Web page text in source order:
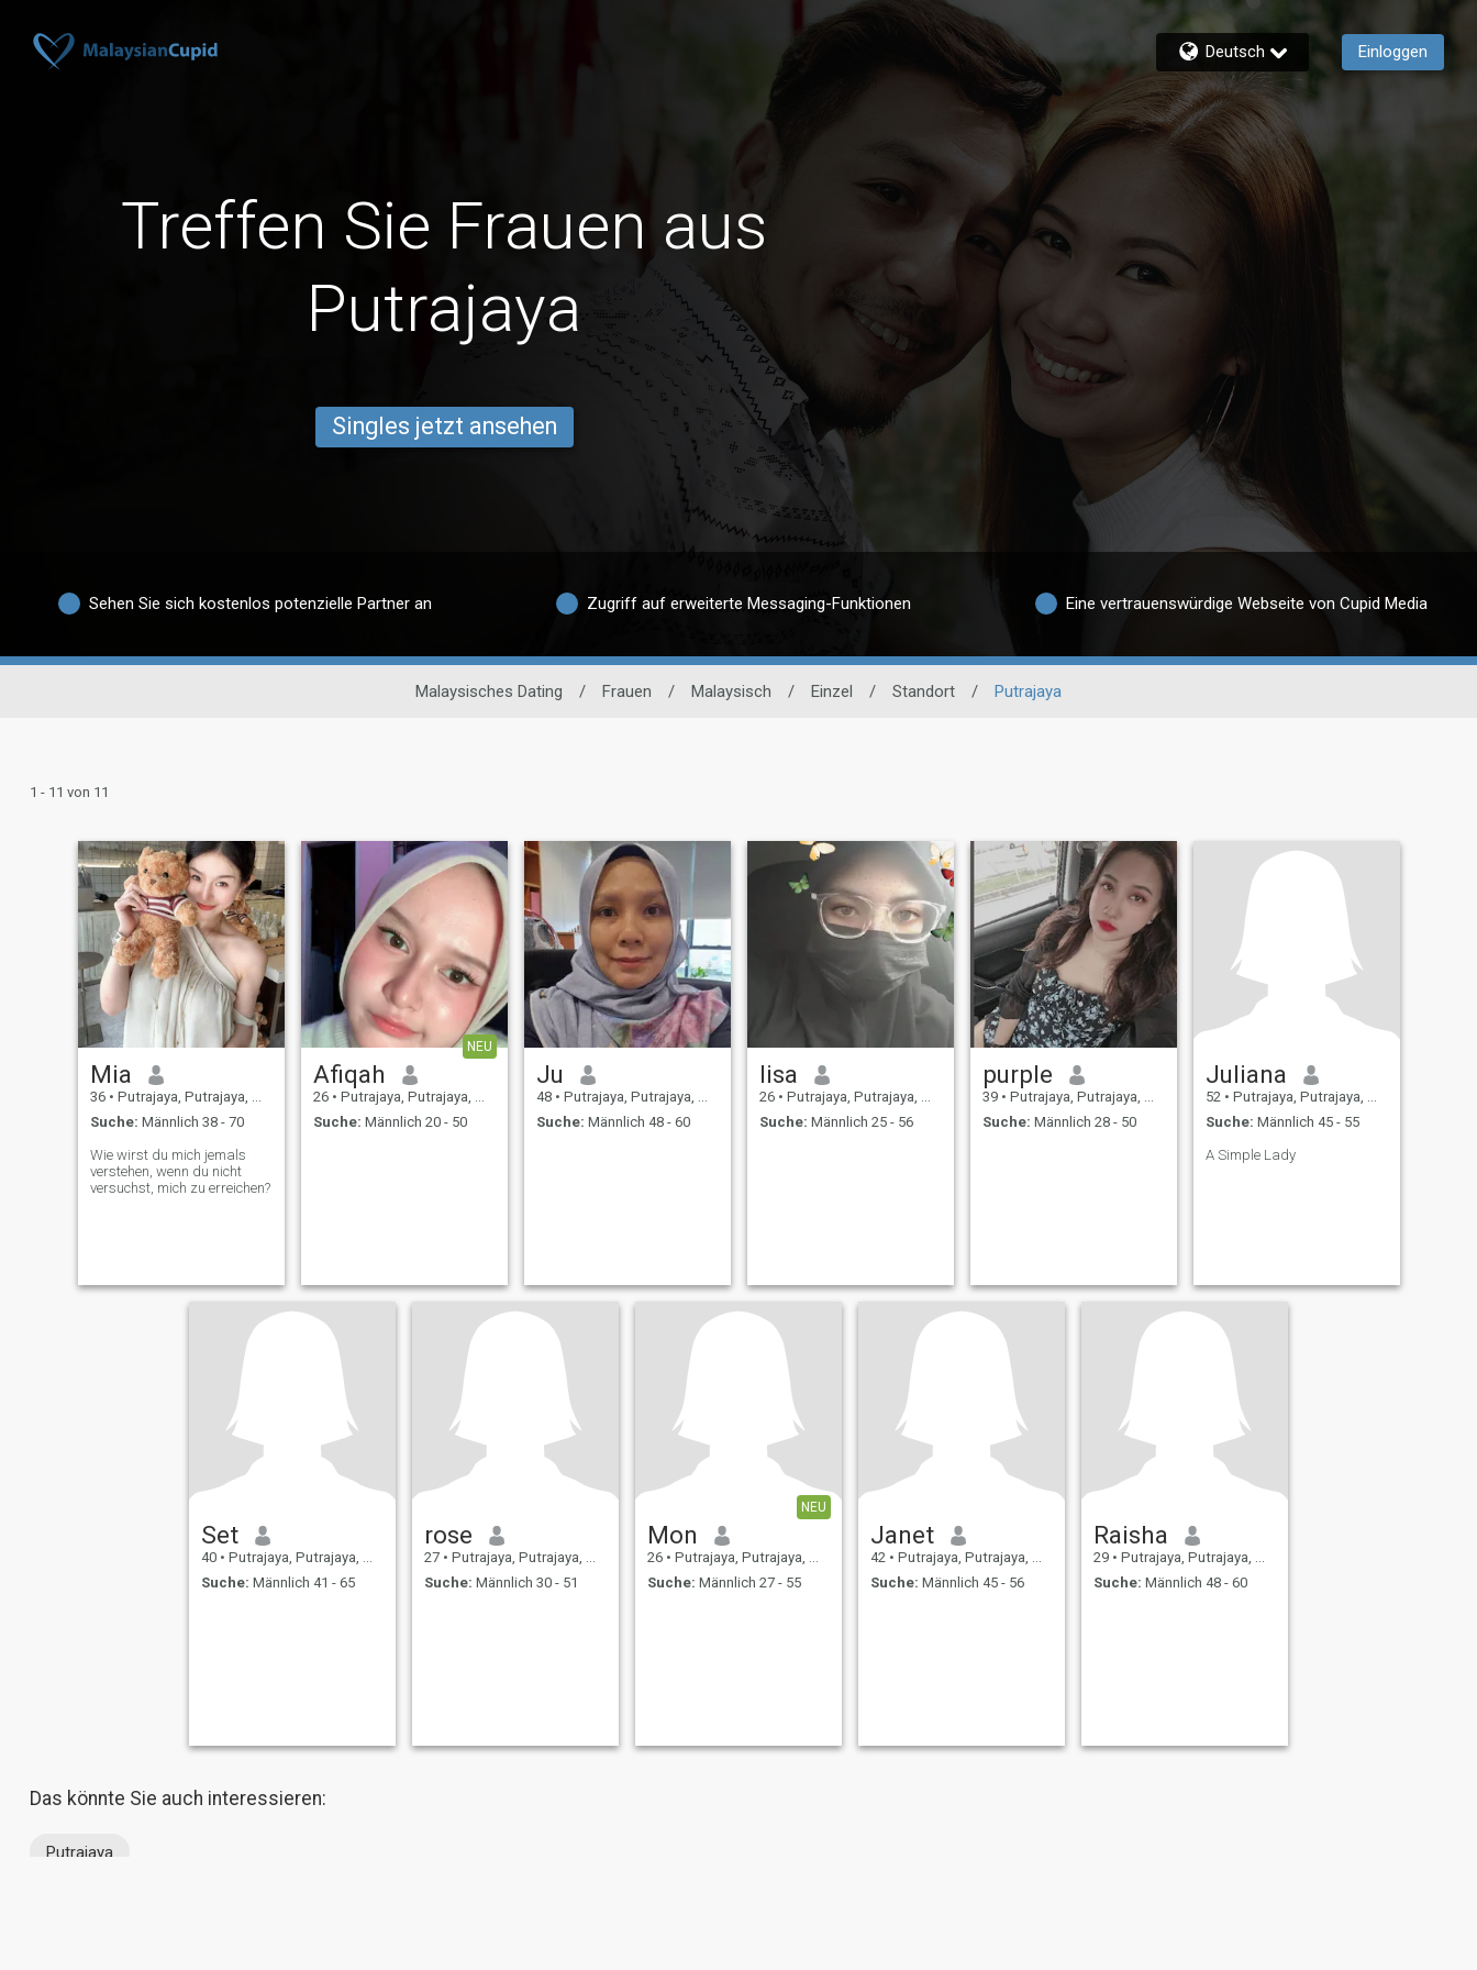
Deutsch Einloggen
Treffen Sie Frauen aus
Putrajaya
Singles jetzt ansehen
Sehen Sie sich kostenlos potenzielle Partner an Zugriff auf erweiterte Messaging-Funktionen Eine vertrauenswürdige Webseite von Cupid Media
Malaysisches Dating / Frauen / Malaysisch / Einzel / Standort / Putrajaya
1 - 11 von 11
Mia
36 • Putrajaya, Putrajaya, Malaysia
Suche: Männlich 38 - 70
Wie wirst du mich jemals
verstehen, wenn du nicht
versuchst, mich zu erreichen?
NEU
Afiqah
26 • Putrajaya, Putrajaya, Malaysia
Suche: Männlich 20 - 50
Ju
48 • Putrajaya, Putrajaya, Malaysia
Suche: Männlich 48 - 60
lisa
26 • Putrajaya, Putrajaya, Malaysia
Suche: Männlich 25 - 56
purple
39 • Putrajaya, Putrajaya, Malaysia
Suche: Männlich 28 - 50
Juliana
52 • Putrajaya, Putrajaya, Malaysia
Suche: Männlich 45 - 55
A Simple Lady
Set
40 • Putrajaya, Putrajaya, Malaysia
Suche: Männlich 41 - 65
rose
27 • Putrajaya, Putrajaya, Malaysia
Suche: Männlich 30 - 51
NEU
Mon
26 • Putrajaya, Putrajaya, Malaysia
Suche: Männlich 27 - 55
Janet
42 • Putrajaya, Putrajaya, Malaysia
Suche: Männlich 45 - 56
Raisha
29 • Putrajaya, Putrajaya, Malaysia
Suche: Männlich 48 - 60
Das könnte Sie auch interessieren:
Putrajaya